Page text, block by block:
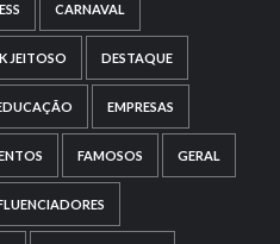
CARNAVAL
JEITOSO DESTAQUE
EMPRESAS
FAMOSOS GERAL